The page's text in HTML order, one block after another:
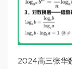
2024高三张华